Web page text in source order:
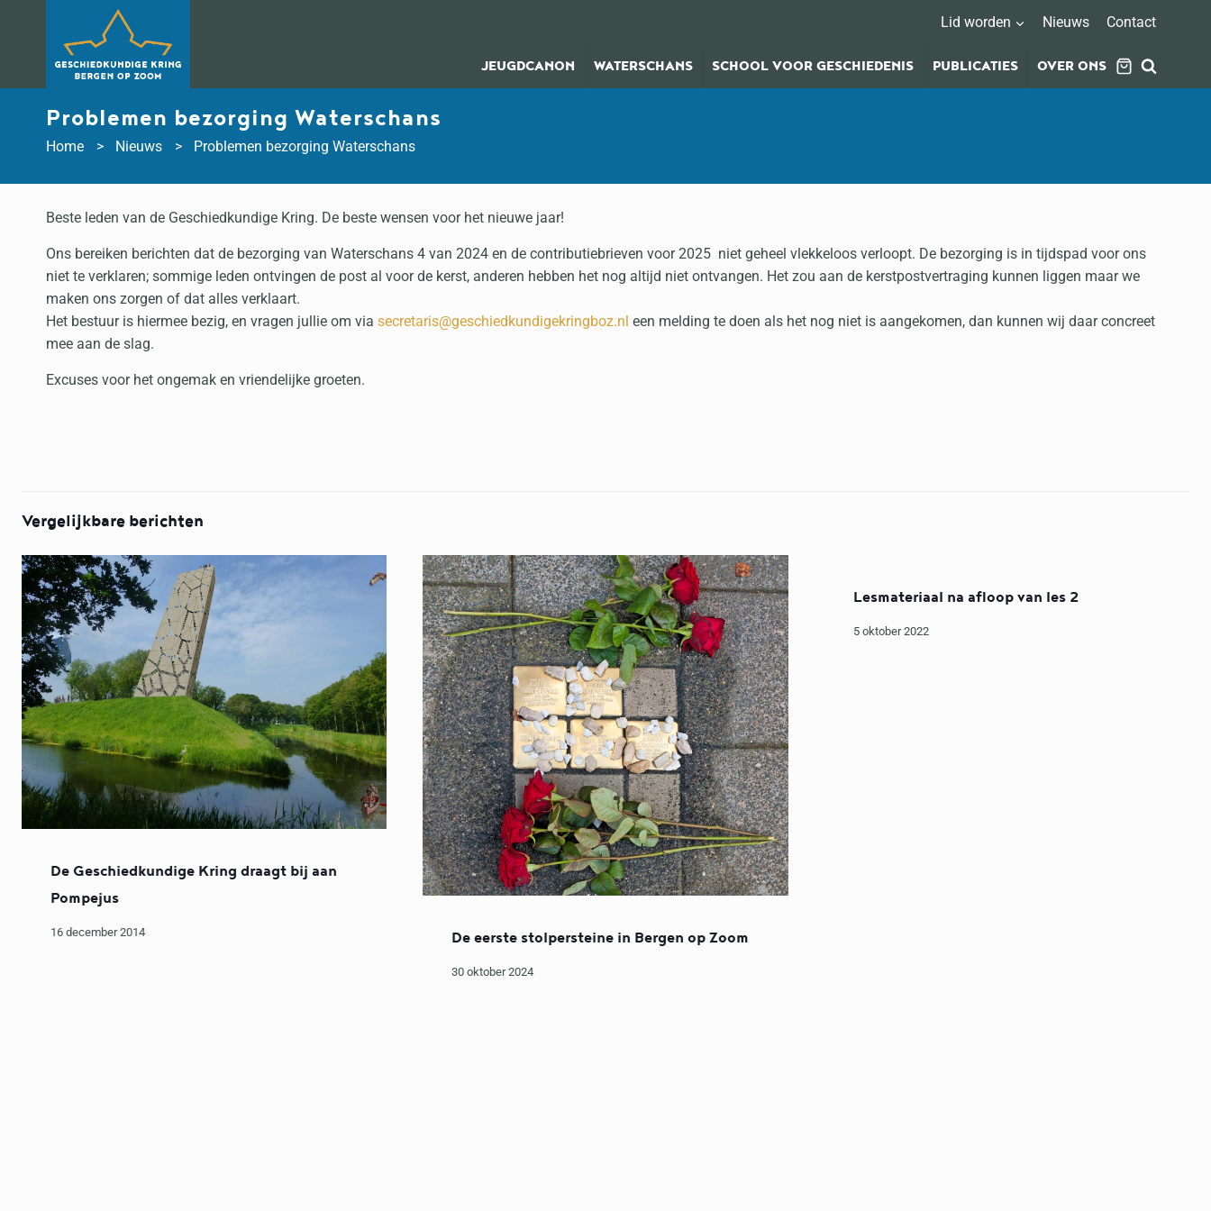
Lid worden Nieuws Contact
JEUGDCANON WATERSCHANS SCHOOL VOOR GESCHIEDENIS PUBLICATIES OVER ONS
Problemen bezorging Waterschans
Home Nieuws Problemen bezorging Waterschans
Beste leden van de Geschiedkundige Kring. De beste wensen voor het nieuwe jaar!
Ons bereiken berichten dat de bezorging van Waterschans 4 van 2024 en de contributiebrieven voor 2025 niet geheel vlekkeloos verloopt. De bezorging is in tijdspad voor ons
niet te verklaren; sommige leden ontvingen de post al voor de kerst, anderen hebben het nog altijd niet ontvangen. Het zou aan de kerstpostvertraging kunnen liggen maar we
maken ons zorgen of dat alles verklaart.
Het bestuur is hiermee bezig, en vragen jullie om via secretaris@geschiedkundigekringboz.nl een melding te doen als het nog niet is aangekomen, dan kunnen wij daar concreet
mee aan de slag.
Excuses voor het ongemak en vriendelijke groeten.
Vergelijkbare berichten
De Geschiedkundige Kring draagt bij aan
Pompejus
16 december 2014 De eerste stolpersteine in Bergen op Zoom
30 oktober 2024
Lesmateriaal na afloop van les 2
5 oktober 2022